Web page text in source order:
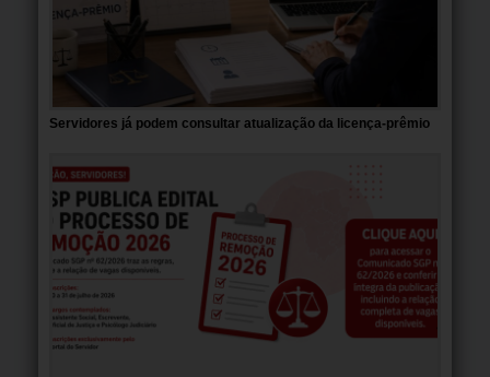
Servidores já podem consultar atualização da licença-prêmio